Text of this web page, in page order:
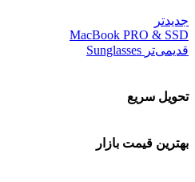
جدیدتر
MacBook PRO & SSD
قدیمی‌تر Sunglasses
تحویل سریع
بهترین قیمت بازار